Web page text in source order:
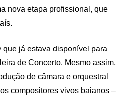
nova etapa profissional, que
já estava disponível para
de Concerto. Mesmo assim,
de câmara e orquestral
compositores vivos baianos –